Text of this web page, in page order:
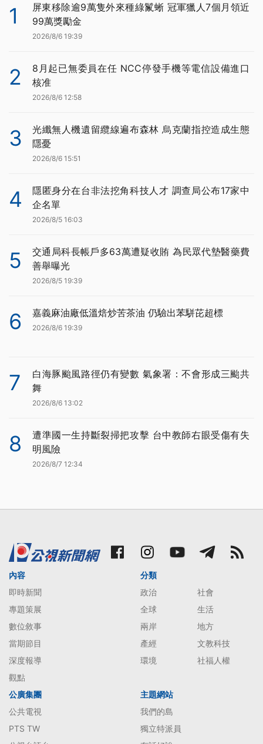
1
屏東移除逾9萬隻外來種綠鬣蜥 冠軍獵人7個月領近
99萬獎勵金
2026/8/6 19:39
2
8月起已無委員在任 NCC停發手機等電信設備進口
核准
2026/8/6 12:58
3
光纖無人機遺留纜線遍布森林 烏克蘭指控造成生態
隱憂
2026/8/6 15:51
4
隱匿身分在台非法挖角科技人才 調查局公布17家中
企名單
2026/8/5 16:03
5
交通局科長帳戶多63萬遭疑收賄 為民眾代墊醫藥費
善舉曝光
2026/8/5 19:39
6 嘉義麻油廠低溫焙炒苦茶油 仍驗出苯駢芘超標
2026/8/6 19:39
7
白海豚颱風路徑仍有變數 氣象署：不會形成三颱共
舞
2026/8/6 13:02
8
遭準國一生持斷裂掃把攻擊 台中教師右眼受傷有失
明風險
2026/8/7 12:34
內容
即時新聞
專題策展
數位敘事
當期節目
深度報導
觀點
分類
政治
社會
全球
生活
兩岸
地方
產經
文教科技
環境
社福人權
公廣集團
公共電視
PTS TW
主題網站
我們的島
獨立特派員